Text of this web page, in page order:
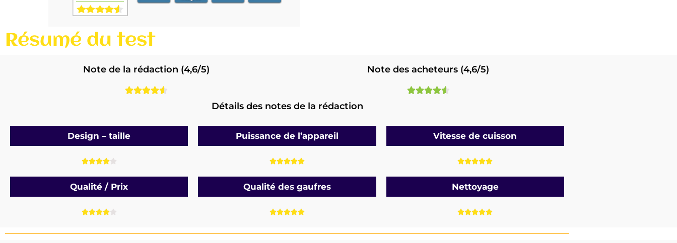
Résumé du test
Note de la rédaction (4,6/5)

Note des acheteurs (4,6/5)

Détails des notes de la rédaction
Design – taille

Puissance de l’appareil

Vitesse de cuisson

Qualité / Prix

Qualité des gaufres

Nettoyage
